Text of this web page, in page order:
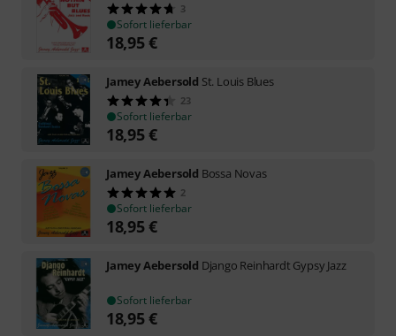
3
Sofort lieferbar
18,95€
Jamey Aebersold St. Louis Blues
23
Sofort lieferbar
18,95€
Jamey Aebersold Bossa Novas
2
Sofort lieferbar
18,95€
Jamey Aebersold Django Reinhardt Gypsy Jazz
Sofort lieferbar
18,95€